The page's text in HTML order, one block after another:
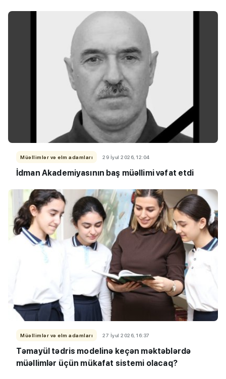
Müəllimlər və elm adamları 29 İyul 2026, 12:04
İdman Akademiyasının baş müəllimi vəfat etdi
Müəllimlər və elm adamları 27 İyul 2026, 16:37
Təmayül tədris modelinə keçən məktəblərdə
müəllimlər üçün mükafat sistemi olacaq?